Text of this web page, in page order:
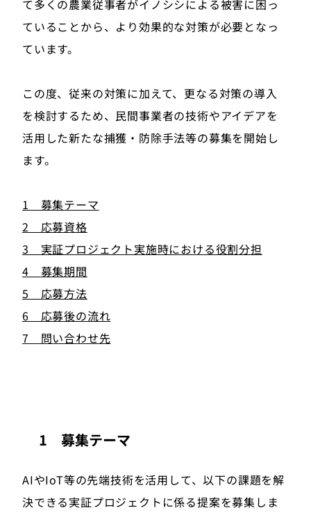
て多くの農業従事者がイノシシによる被害に困っ
ていることから、より効果的な対策が必要となっ
ています。
この度、従来の対策に加えて、更なる対策の導入
を検討するため、民間事業者の技術やアイデアを
活用した新たな捕獲・防除手法等の募集を開始し
ます。
1 募集テーマ
2 応募資格
3 実証プロジェクト実施時における役割分担
4 募集期間
5 応募方法
6 応募後の流れ
7 問い合わせ先
1 募集テーマ
AIやIoT等の先端技術を活用して、以下の課題を解
決できる実証プロジェクトに係る提案を募集しま